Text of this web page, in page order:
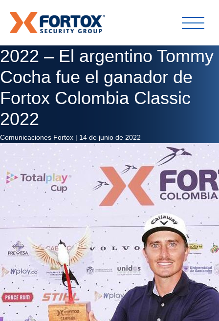
2022 – El argentino Tommy
Cocha fue el ganador de
Fortox Colombia Classic
2022
Comunicaciones Fortox | 14 de junio de 2022